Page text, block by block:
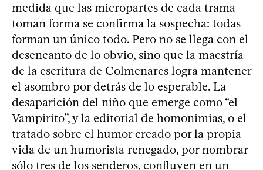
medida que las micropartes de cada trama
toman forma se confirma la sospecha: todas
forman un único todo. Pero no se llega con el
desencanto de lo obvio, sino que la maestría
de la escritura de Colmenares logra mantener
el asombro por detrás de lo esperable. La
desaparición del niño que emerge como “el
Vampirito”, y la editorial de homonimias, o el
tratado sobre el humor creado por la propia
vida de un humorista renegado, por nombrar
sólo tres de los senderos, confluyen en un